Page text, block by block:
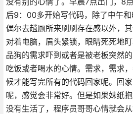
后9：00多开始写代码，除了中午
偶尔去趟厕所来刷刷存在感以外，
对着电脑，眉头紧锁，眼睛死死地
品狗的需求吓到或者是被老板突然
吃饭或者喝水的心情。需求，需求
候才能写完所有的代码回家呢。回
呢，感觉会非常好。但是如果妹纸
没有生活了，程序员哥哥心情就会从